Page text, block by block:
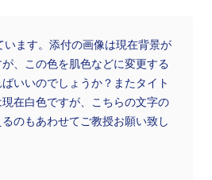
います。添付の画像は現在背景が
、この色を肌色などに変更する
いいのでしょうか？またタイト
在白色ですが、こちらの文字の
のもあわせてご教授お願い致し